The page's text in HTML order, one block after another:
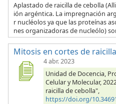
Aplastado de raicilla de cebolla
ión argéntica. La impregnación
r nucléolos ya que las proteínas
nes organizadoras de nucleólo)
Mitosis en cortes de
4 abr. 2023
Unidad de Docencia,
Celular y Molecular,
raicilla de cebolla",
https://doi.org/